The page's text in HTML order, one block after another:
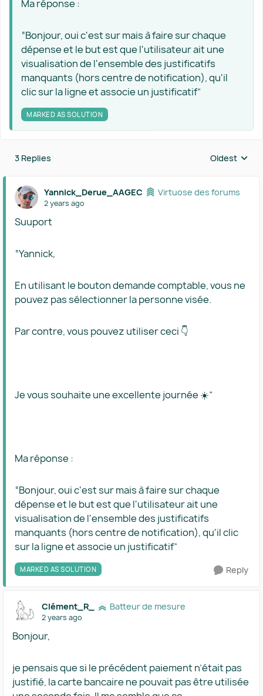
Ma réponse :
“Bonjour, oui c'est sur mais à faire sur chaque
dépense et le but est que l'utilisateur ait une
visualisation de l'ensemble des justificatifs
manquants (hors centre de notification), qu'il
clic sur la ligne et associe un justificatif”
MARKED AS SOLUTION
3 Replies Replies
Oldest
Yannick_Derue_AAGEC Virtuose des forums
2 years ago
Suuport
“Yannick,
En utilisant le bouton demande comptable, vous ne
pouvez pas sélectionner la personne visée.
Par contre, vous pouvez utiliser ceci 👇
Je vous souhaite une excellente journée ☀️”
Ma réponse :
“Bonjour, oui c'est sur mais à faire sur chaque
dépense et le but est que l'utilisateur ait une
visualisation de l'ensemble des justificatifs
manquants (hors centre de notification), qu'il clic
sur la ligne et associe un justificatif”
MARKED AS SOLUTION Reply
Clément_R_ Batteur de mesure
2 years ago
Bonjour,
je pensais que si le précédent paiement n’était pas
justifié, la carte bancaire ne pouvait pas être utilisée